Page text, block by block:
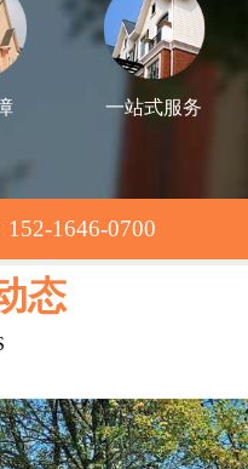
一站式服务
1646-0700
态